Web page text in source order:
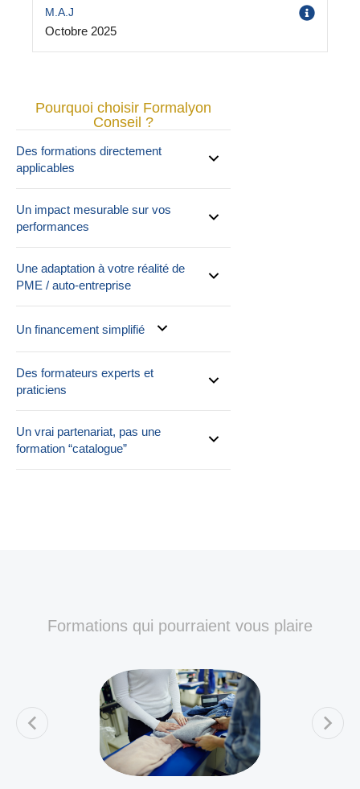
M.A.J
Octobre 2025
Pourquoi choisir Formalyon
Conseil ?
Des formations directement
applicables
Un impact mesurable sur vos
performances
Une adaptation à votre réalité de
PME / auto-entreprise
Un financement simplifié
Des formateurs experts et
praticiens
Un vrai partenariat, pas une
formation “catalogue”
Formations qui pourraient vous plaire